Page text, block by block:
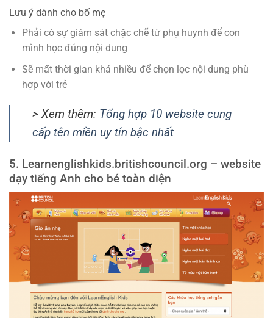
Lưu ý dành cho bố mẹ
Phải có sự giám sát chặc chẽ từ phụ huynh để con
mình học đúng nội dung
Sẽ mất thời gian khá nhiều để chọn lọc nội dung phù
hợp với trẻ
> Xem thêm: Tổng hợp 10 website cung
cấp tên miền uy tín bậc nhất
5. Learnenglishkids.britishcouncil.org – website
dạy tiếng Anh cho bé toàn diện